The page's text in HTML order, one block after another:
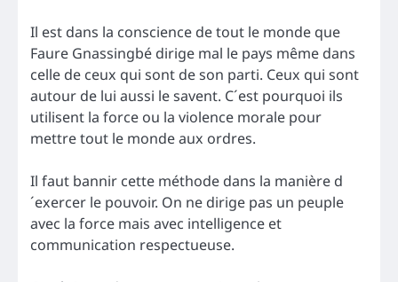
Il est dans la conscience de tout le monde que
Faure Gnassingbé dirige mal le pays même dans
celle de ceux qui sont de son parti. Ceux qui sont
autour de lui aussi le savent. C´est pourquoi ils
utilisent la force ou la violence morale pour
mettre tout le monde aux ordres.
Il faut bannir cette méthode dans la manière d
´exercer le pouvoir. On ne dirige pas un peuple
avec la force mais avec intelligence et
communication respectueuse.